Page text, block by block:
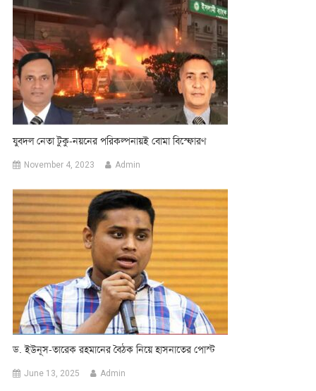
যুবদল নেতা টুকু-নয়নের পরিকল্পনায়ই বোমা বিস্ফোরণ
November 4, 2023 Admin
ড. ইউনূস-তারেক রহমানের বৈঠক নিয়ে হাসনাতের পোস্ট
June 13, 2025 Admin